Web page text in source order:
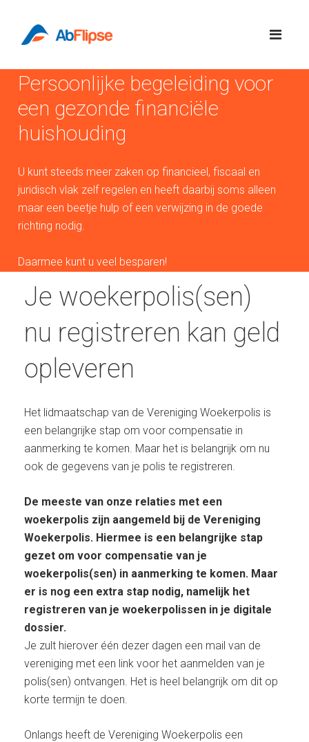
Persoonlijke begeleiding voor
een gezonde financiële
huishouding
U kunt steeds meer zaken op financieel, fiscaal en
juridisch vlak zelf regelen en heeft daarbij soms alleen
maar een beetje hulp of een verwijzing in de goede
richting nodig.
Daarmee kunt u veel besparen!
Je woekerpolis(sen)
nu registreren kan geld
opleveren
Het lidmaatschap van de Vereniging Woekerpolis is
een belangrijke stap om voor compensatie in
aanmerking te komen. Maar het is belangrijk om nu
ook de gegevens van je polis te registreren.
De meeste van onze relaties met een
woekerpolis zijn aangemeld bij de Vereniging
Woekerpolis. Hiermee is een belangrijke stap
gezet om voor compensatie van je
woekerpolis(sen) in aanmerking te komen. Maar
er is nog een extra stap nodig, namelijk het
registreren van je woekerpolissen in je digitale
dossier.
Je zult hierover één dezer dagen een mail van de
vereniging met een link voor het aanmelden van je
polis(sen) ontvangen. Het is heel belangrijk om dit op
korte termijn te doen.
Onlangs heeft de Vereniging Woekerpolis een